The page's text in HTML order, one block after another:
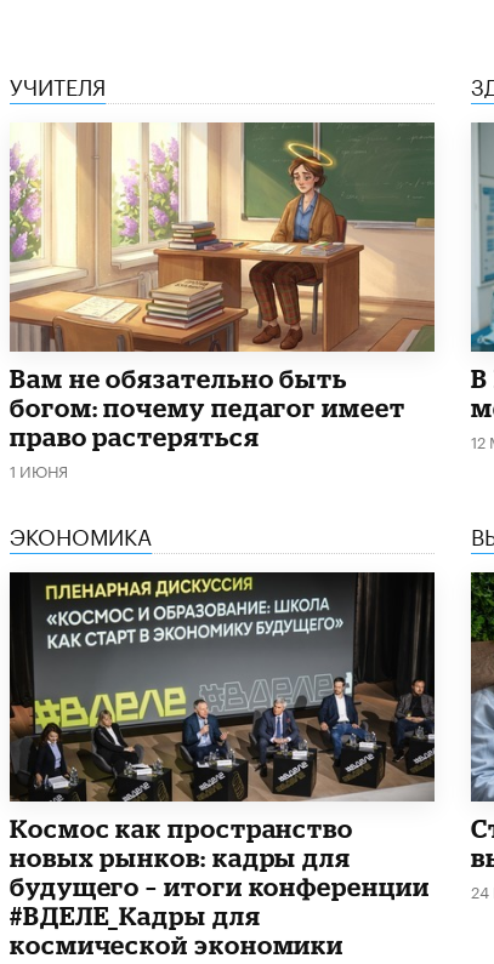
УЧИТЕЛЯ
​Вам не обязательно быть
богом: почему педагог имеет
право растеряться
1 ИЮНЯ
В
12
ЭКОНОМИКА
Космос как пространство
новых рынков: кадры для
будущего – итоги конференции
#ВДЕЛЕ_Кадры для
космической экономики